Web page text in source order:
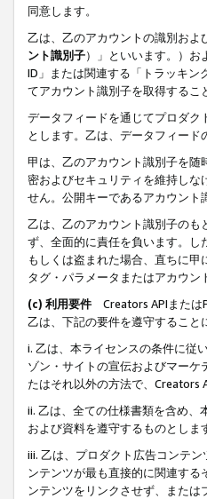
同意します。
乙は、乙のアカウントの識別お
ント識別子）」といいます。）
ID」または関連する「トラッキン
てアカウント識別子を取得するこ
データフィードを通じてプロダク
とします。乙は、データフィー
甲は、乙のアカウント識別子を
密およびセキュリティを維持し
せん。公開キーであるアカウント
乙は、乙のアカウント識別子の
ず、全面的に責任を負います。
もしくは盗まれた場合、直ちに
タグ・パラメータまたはアカウン
(c) 利用要件 Creators APIまたは
乙は、下記の要件を遵守すること
i. 乙は、本ライセンスの条件に従
ゾン・サイトの宣伝およびマー
たはそれ以外の方法で、Creators
ii. 乙は、全ての仕様書類を含め、
および資料を遵守するものとしま
iii. 乙は、プロダクト広告コンテ
ンテンツが最も直接的に関連す
ンテンツをリンクさせず、また